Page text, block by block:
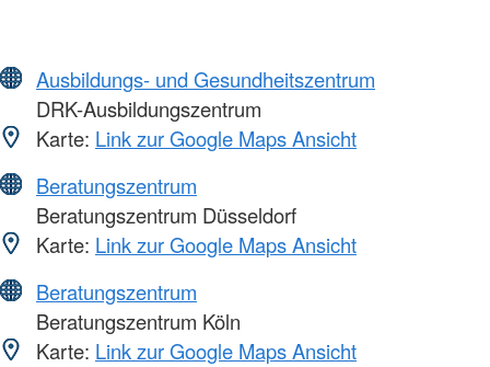
Ausbildungs- und Gesundheitszentrum
DRK-Ausbildungszentrum
Karte: Link zur Google Maps Ansicht
Beratungszentrum
Beratungszentrum Düsseldorf
Karte: Link zur Google Maps Ansicht
Beratungszentrum
Beratungszentrum Köln
Karte: Link zur Google Maps Ansicht